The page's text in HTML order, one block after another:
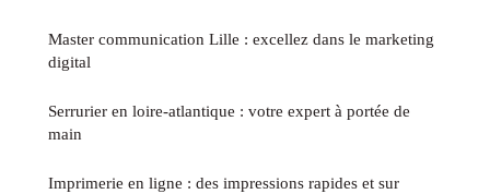
Master communication Lille : excellez dans le marketing
digital
Serrurier en loire-atlantique : votre expert à portée de
main
Imprimerie en ligne : des impressions rapides et sur